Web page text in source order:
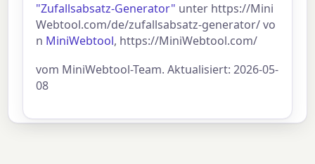
"Zufallsabsatz-Generator" unter https://Mini
Webtool.com/de/zufallsabsatz-generator/ vo
n MiniWebtool, https://MiniWebtool.com/
vom MiniWebtool-Team. Aktualisiert: 2026-05-
08